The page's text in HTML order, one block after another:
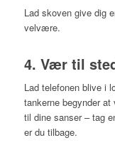
Lad skoven give dig
velvære.
4. Vær til
Lad telefonen blive i
tankerne begynder
til dine sanser – tag
er du tilbage.